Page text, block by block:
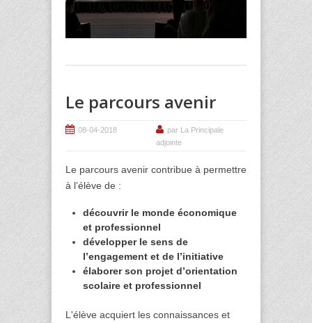
Le parcours avenir
08-04-2018
par La Principale
adjointe
Le parcours avenir contribue à permettre
à l’élève de :
découvrir le monde économique
et professionnel
développer le sens de
l’engagement et de l’initiative
élaborer son projet d’orientation
scolaire et professionnel
L'élève acquiert les connaissances et